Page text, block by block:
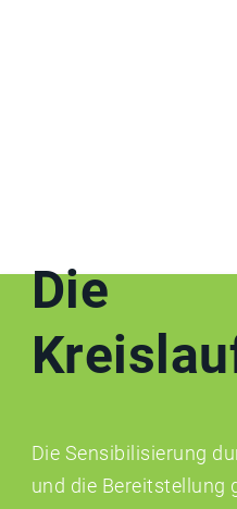
Die
Die Sensibilisierung
und die Bereitstellung